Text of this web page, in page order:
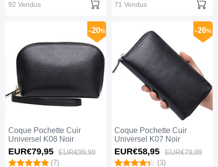
92 Vendus
71 Vendus
Coque Pochette Cuir
Universel K08 Noir
EUR€79,95 EUR€99,99
-20%
(7)
Coque Pochette Cuir
Universel K07 Noir
EUR€58,95 EUR€79,99
-26%
(3)